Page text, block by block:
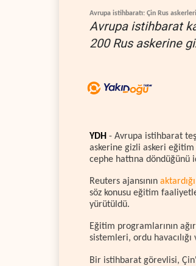
Avrupa istihbaratı: Çin Rus
Avrupa istihbarat
200 Rus askerine
YDH - Avrupa istihbarat
askerine gizli askeri
cephe hattına döndüğünü
Reuters ajansının aktardığı
söz konusu eğitim
yürütüldü.
Eğitim programlarının
sistemleri, ordu
Bir istihbarat görevlisi,